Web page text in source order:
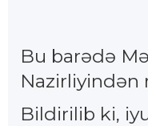
Bu barədə
Nazirliyindən
Bildirilib ki,